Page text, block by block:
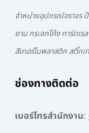
จำหน่ายอุปกรณ์จราจร
ยาม กระจกโค้ง การ์ดเร
สีเทอร์โมพลาสติก สติ๊ก
ช่องทางติดต่อ
เบอร์โทรสำนักงาน: